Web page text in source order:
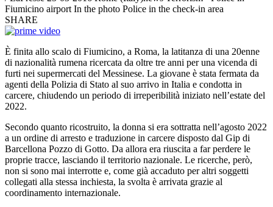
Fiumicino airport In the photo Police in the check-in area
SHARE
È finita allo scalo di Fiumicino, a Roma, la latitanza di una 20enne
di nazionalità rumena ricercata da oltre tre anni per una vicenda di
furti nei supermercati del Messinese. La giovane è stata fermata da
agenti della Polizia di Stato al suo arrivo in Italia e condotta in
carcere, chiudendo un periodo di irreperibilità iniziato nell’estate del
2022.
Secondo quanto ricostruito, la donna si era sottratta nell’agosto 2022
a un ordine di arresto e traduzione in carcere disposto dal Gip di
Barcellona Pozzo di Gotto. Da allora era riuscita a far perdere le
proprie tracce, lasciando il territorio nazionale. Le ricerche, però,
non si sono mai interrotte e, come già accaduto per altri soggetti
collegati alla stessa inchiesta, la svolta è arrivata grazie al
coordinamento internazionale.